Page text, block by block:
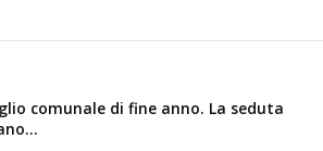
comunale di fine anno. La seduta